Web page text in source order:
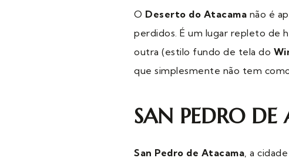
O Deserto do Atacama não é
perdidos. É um lugar repleto de
outra (estilo fundo de tela do
que simplesmente não tem
SAN PEDRO
San Pedro de Atacama, a